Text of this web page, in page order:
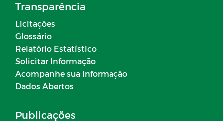
Transparência
Licitações
Glossário
Relatório Estatístico
Solicitar Informação
Acompanhe sua Informação
Dados Abertos
Publicações